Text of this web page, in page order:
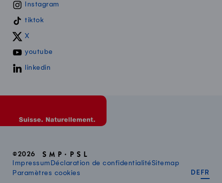
Instagram
tiktok
X
youtube
linkedin
©2026
Impressum Déclaration de confidentialitéSitemap
Paramètres cookies
DE FR